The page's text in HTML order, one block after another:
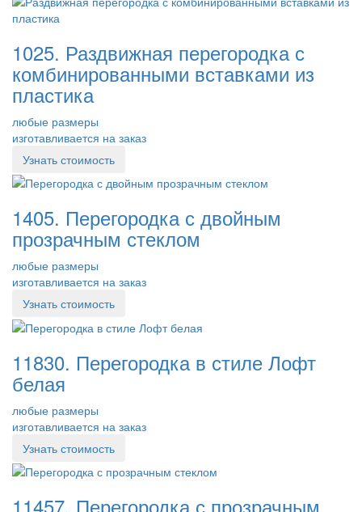
1025. Раздвижная перегородка с
комбинированными вставками из
пластика
любые размеры
изготавливается на заказ
Узнать стоимость
1405. Перегородка с двойным
прозрачным стеклом
любые размеры
изготавливается на заказ
Узнать стоимость
11830. Перегородка в стиле Лофт
белая
любые размеры
изготавливается на заказ
Узнать стоимость
11457. Перегородка с прозрачным